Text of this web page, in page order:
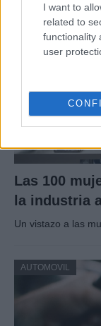
I want to
related to
functionality
user
AUTOMOVIL
Las 100
la industria
Un vistazo a las
AUTOMOVIL